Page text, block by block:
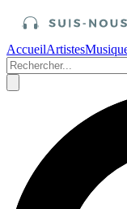
AccueilArtistes